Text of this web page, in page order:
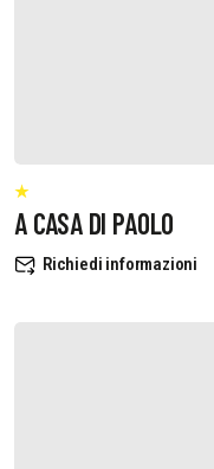
A CASA DI PAOLO
Richiedi informazioni